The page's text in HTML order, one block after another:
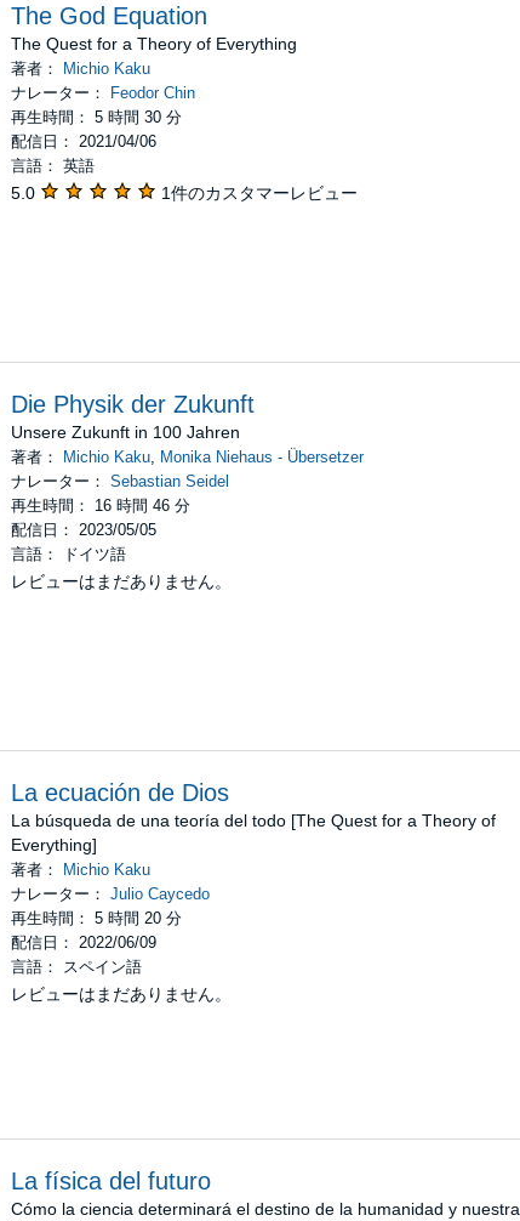
The God Equation
The Quest for a Theory of Everything
著者：
Michio Kaku
ナレーター：
Feodor Chin
再生時間： 5 時間 30 分
配信日： 2021/04/06
言語： 英語
5.0 1件のカスタマーレビュー
Die Physik der Zukunft
Unsere Zukunft in 100 Jahren
著者： Michio Kaku,
Monika Niehaus - Übersetzer
ナレーター： Sebastian Seidel
再生時間： 16 時間 46 分
配信日： 2023/05/05
言語： ドイツ語
レビューはまだありません。
La ecuación de Dios
La búsqueda de una teoría del todo [The Quest for a Theory of
Everything]
著者：
Michio Kaku
ナレーター： Julio Caycedo
再生時間： 5 時間 20 分
配信日： 2022/06/09
言語： スペイン語
レビューはまだありません。
La física del futuro
Cómo la ciencia determinará el destino de la humanidad y nuestra